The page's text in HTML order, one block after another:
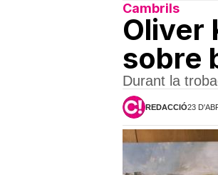
Cambrils
Oliver
sobre
Durant la
REDACCIÓ23